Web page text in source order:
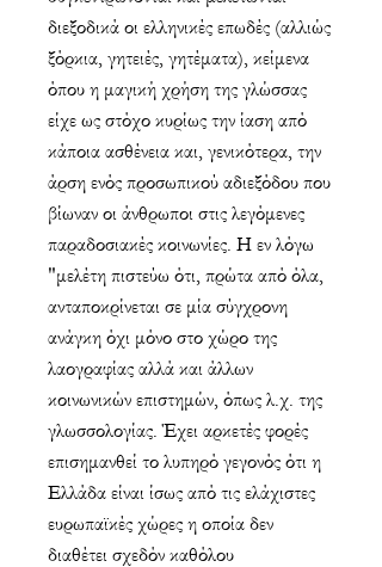
διεξοδικά οι ελληνικές επωδές (αλλιώς
ξόρκια, γητειές, γητέματα), κείμενα
όπου η μαγική χρήση της γλώσσας
είχε ως στόχο κυρίως την ίαση από
κάποια ασθένεια και, γενικότερα, την
άρση ενός προσωπικού αδιεξόδου που
βίωναν οι άνθρωποι στις λεγόμενες
παραδοσιακές κοινωνίες. Η εν λόγω
"μελέτη πιστεύω ότι, πρώτα από όλα,
ανταποκρίνεται σε μία σύγχρονη
ανάγκη όχι μόνο στο χώρο της
λαογραφίας αλλά και άλλων
κοινωνικών επιστημών, όπως λ.χ. της
γλωσσολογίας. Έχει αρκετές φορές
επισημανθεί το λυπηρό γεγονός ότι η
Ελλάδα είναι ίσως από τις ελάχιστες
ευρωπαϊκές χώρες η οποία δεν
διαθέτει σχεδόν καθόλου